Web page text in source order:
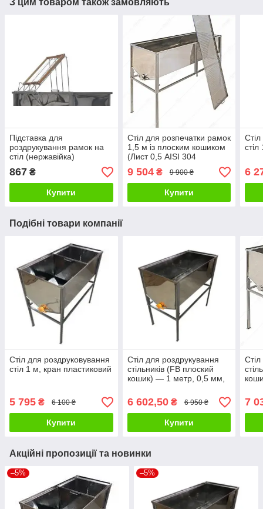
Підставка для
роздрукування рамок на
стіл (нержавійка)
867 ₴
Купити
Стіл для розпечатки рамок
1,5 м із плоским кошиком
(Лист 0,5 AISI 304
неіржавкий) Кран н/ж
9 504₴ 9 900 ₴
Купити
6
Подібні товари компанії
Стіл для роздруковування
стіл 1 м, кран пластиковий
5 795 ₴ 6 100 ₴
Купити
Стіл для роздрукування
стільників (FB плоский
кошик) — 1 метр, 0,5 мм,
6 602,50₴ 6 950 ₴
Купити
7
Акційні пропозиції та новинки
–5% –5%